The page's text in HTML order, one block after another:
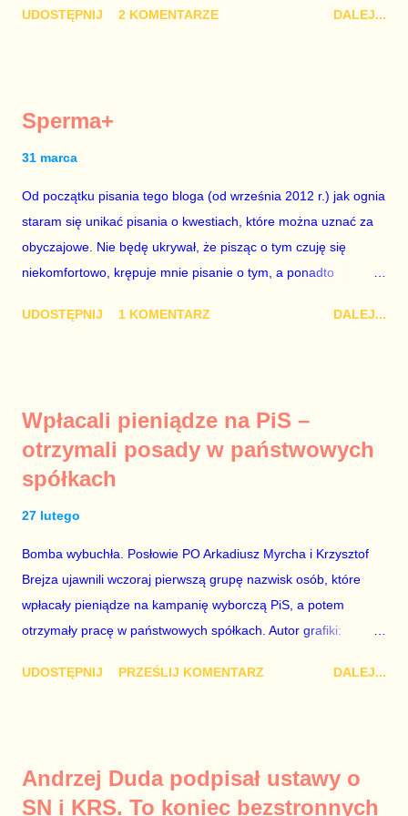
trwało pół roku, lokal do głosowania znajdował się w
mojej zgody. Prezydent Andrzej Duda zapowiedział, że złoży do
Senatu wniosek o dwudniowe referendum, które miałoby odbyć
nie chce – ani partia rządząca, ani partie opozycyjne. Jeśli w
siedzibie PiS zapadnie decyzja, aby głosować zgodnie z wolą
Dudy, obowiązkiem każdego przyzwoitego człowieka i
szanującego podstawowe reguły demokraty jest takie
UDOSTĘPNIJ 2 KOMENTARZE DALEJ...
Sperma+
31 marca
Od początku pisania tego bloga (od września 2012 r.) jak ognia
staram się unikać pisania o kwestiach, które można uznać za
obyczajowe. Nie będę ukrywał, że pisząc o tym czuję się
niekomfortowo, krępuje mnie pisanie o tym, a ponadto
rozumie, wiedzy i zdrowym rozsądku, powinna od kwestii
o seksaferze z udziałem prominentnego polityka partii
rządzącej i – przynajmniej formalnie – drugiej osoby w
państwie, sprawy prywatne nie tylko stają się publiczne, ale też
całego państwa. Zastrzeżenie „jeśli są prawdziwe” jest
konieczne, ponieważ mamy do czynienia z medium o
wyjątkowo wątpliwej reputacji, ale mimo upływu czasu,
informacje nie zostały w żaden sposób zdementowane, a
oskarżany polityk milczy. Tygod...
UDOSTĘPNIJ 1 KOMENTARZ DALEJ...
Wpłacali pieniądze na PiS –
otrzymali posady w państwowych
spółkach
27 lutego
Bomba wybuchła. Posłowie PO Arkadiusz Myrcha i Krzysztof
Brejza ujawnili wczoraj pierwszą grupę nazwisk osób, które
wpłacały pieniądze na kampanię wyborczą PiS, a potem
otrzymały pracę w państwowych spółkach. Autor grafiki:
polityków PO na ten temat. Pokazanie kilkunastu przypadków
PiS, a następnie uzyskują stanowiska w spółkach Skarbu
Państwa ze względu na to, że partia PiS obsadziła zarządy
UDOSTĘPNIJ PRZEŚLIJ KOMENTARZ DALEJ...
Andrzej Duda podpisał ustawy o
SN i KRS. To koniec bezstronnych